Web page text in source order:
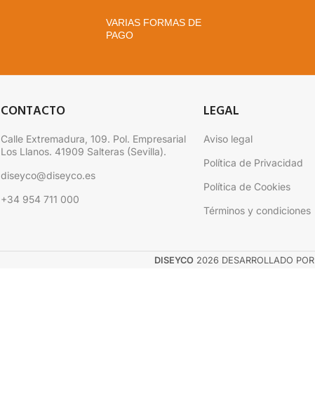
VARIAS FORMAS DE
PAGO
CONTACTO
Calle Extremadura, 109. Pol. Empresarial
Los Llanos. 41909 Salteras (Sevilla).
diseyco@diseyco.es
+34 954 711 000
LEGAL
Aviso legal
Política de Privacidad
Política de Cookies
Términos y condiciones
DISEYCO 2026 DESARROLLADO POR